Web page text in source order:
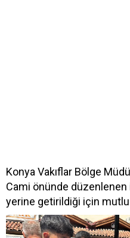
Konya Vakıflar Bölge
Cami önünde düzenlenen
yerine getirildiği için mutlu